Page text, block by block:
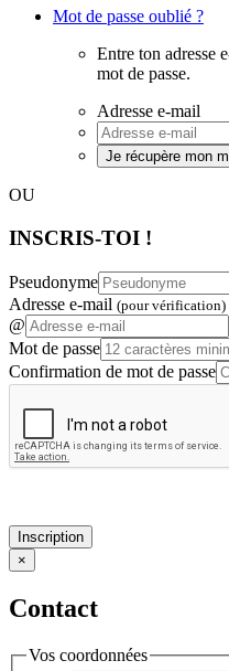
Mot de passe oublié ?
Entre ton adresse
mot de passe.
Adresse e-mail
Je récupère mon
OU
INSCRIS-TOI !
Pseudonyme
Adresse e-mail (pour vérification)
@
Mot de passe
Confirmation de mot de passe
Inscription
×
Contact
Vos coordonnées